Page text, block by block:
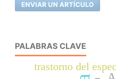
ENVIAR UN ARTÍCULO
PALABRAS CLAVE
trastorno del